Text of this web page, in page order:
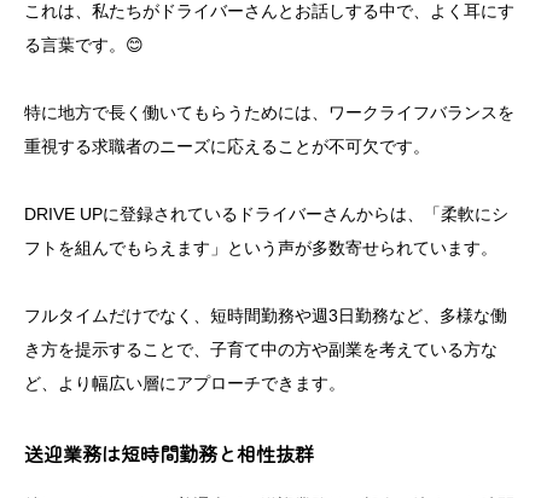
これは、私たちがドライバーさんとお話しする中で、よく耳にす
る言葉です。😊
特に地方で長く働いてもらうためには、ワークライフバランスを
重視する求職者のニーズに応えることが不可欠です。
DRIVE UPに登録されているドライバーさんからは、「柔軟にシ
フトを組んでもらえます」という声が多数寄せられています。
フルタイムだけでなく、短時間勤務や週3日勤務など、多様な働
き方を提示することで、子育て中の方や副業を考えている方な
ど、より幅広い層にアプローチできます。
送迎業務は短時間勤務と相性抜群